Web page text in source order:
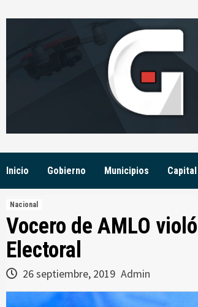
to
Inicio Gobierno Municipios Capital
Nacional
Vocero de AMLO
Electoral
26 septiembre, 2019 Admin